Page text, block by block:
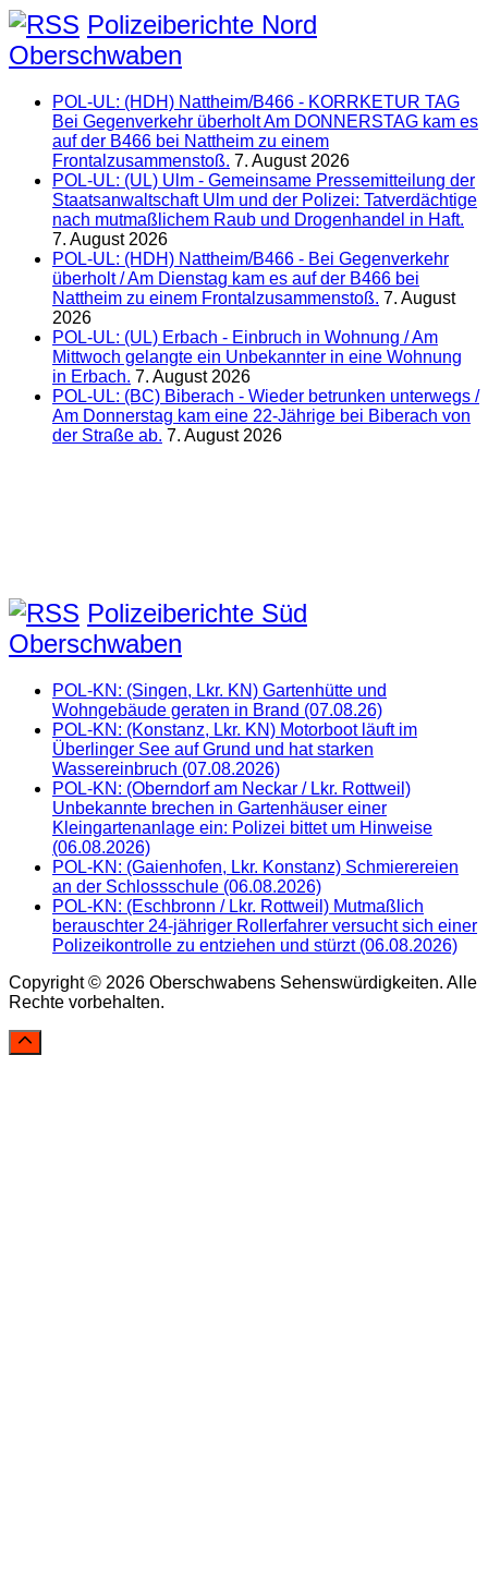
Polizeiberichte Nord
Oberschwaben
POL-UL: (HDH) Nattheim/B466 - KORRKETUR TAG
Bei Gegenverkehr überholt Am DONNERSTAG kam es
auf der B466 bei Nattheim zu einem
Frontalzusammenstoß. 7. August 2026
POL-UL: (UL) Ulm - Gemeinsame Pressemitteilung der
Staatsanwaltschaft Ulm und der Polizei: Tatverdächtige
nach mutmaßlichem Raub und Drogenhandel in Haft.
7. August 2026
POL-UL: (HDH) Nattheim/B466 - Bei Gegenverkehr
überholt / Am Dienstag kam es auf der B466 bei
Nattheim zu einem Frontalzusammenstoß. 7. August
2026
POL-UL: (UL) Erbach - Einbruch in Wohnung / Am
Mittwoch gelangte ein Unbekannter in eine Wohnung
in Erbach. 7. August 2026
POL-UL: (BC) Biberach - Wieder betrunken unterwegs /
Am Donnerstag kam eine 22-Jährige bei Biberach von
der Straße ab. 7. August 2026
Polizeiberichte Süd
Oberschwaben
POL-KN: (Singen, Lkr. KN) Gartenhütte und
Wohngebäude geraten in Brand (07.08.26)
POL-KN: (Konstanz, Lkr. KN) Motorboot läuft im
Überlinger See auf Grund und hat starken
Wassereinbruch (07.08.2026)
POL-KN: (Oberndorf am Neckar / Lkr. Rottweil)
Unbekannte brechen in Gartenhäuser einer
Kleingartenanlage ein: Polizei bittet um Hinweise
(06.08.2026)
POL-KN: (Gaienhofen, Lkr. Konstanz) Schmierereien
an der Schlossschule (06.08.2026)
POL-KN: (Eschbronn / Lkr. Rottweil) Mutmaßlich
berauschter 24-jähriger Rollerfahrer versucht sich einer
Polizeikontrolle zu entziehen und stürzt (06.08.2026)
Copyright © 2026 Oberschwabens Sehenswürdigkeiten. Alle
Rechte vorbehalten.